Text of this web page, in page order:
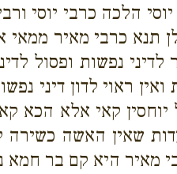
הלכה כרבי יוסי
כרבי מאיר ממאי
נפשות ופסול
ראוי לדון דיני
קאי אלא הכא
שאין האשה כשירה
היא קם בר חמא